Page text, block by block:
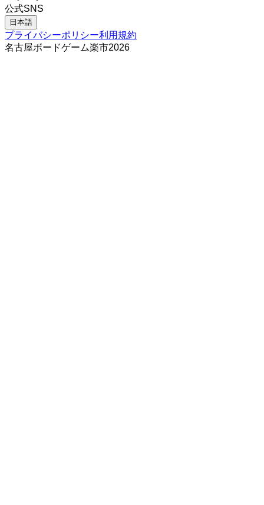
公式SNS
日本語
プライバシーポリシー利用規約
名古屋ボードゲーム楽市2026